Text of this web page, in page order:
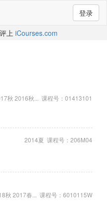
登录
上 iCourses.com
秋 2016秋... 课程号：01413101
2014夏 课程号：206M04
秋 2017春... 课程号：6010115W